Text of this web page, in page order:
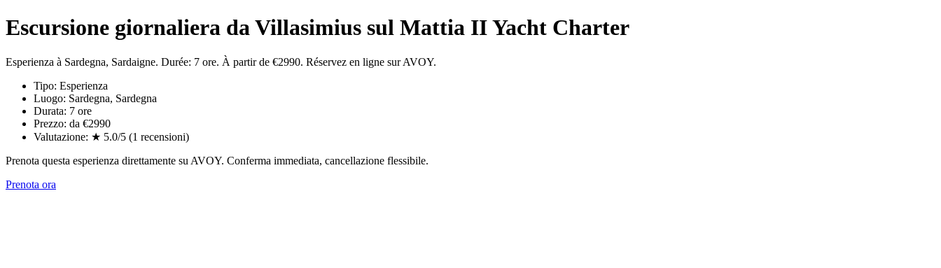
Escursione giornaliera da Villasimius sul Mattia II Yacht Charter
Esperienza à Sardegna, Sardaigne. Durée: 7 ore. À partir de €2990. Réservez en ligne sur AVOY.
Tipo: Esperienza
Luogo: Sardegna, Sardegna
Durata: 7 ore
Prezzo: da €2990
Valutazione: ★ 5.0/5 (1 recensioni)
Prenota questa esperienza direttamente su AVOY. Conferma immediata, cancellazione flessibile.
Prenota ora